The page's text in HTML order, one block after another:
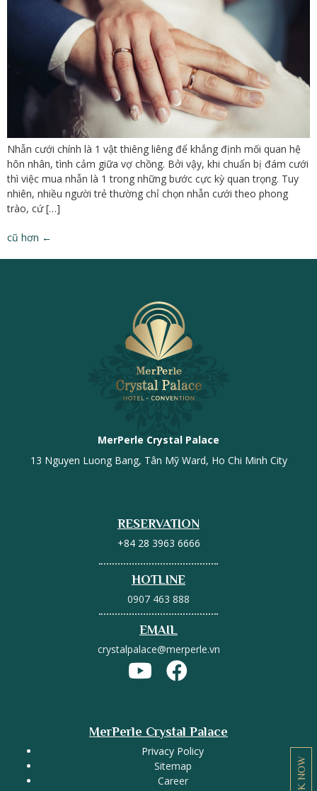
Nhẫn cưới chính là 1 vật thiêng liêng để khẳng định mối quan hệ
hôn nhân, tình cảm giữa vợ chồng. Bởi vậy, khi chuẩn bị đám cưới
thì việc mua nhẫn là 1 trong những bước cực kỳ quan trọng. Tuy
nhiên, nhiều người trẻ thường chỉ chọn nhẫn cưới theo phong
trào, cứ […]
cũ hơn ←
MerPerle Crystal Palace
13 Nguyen Luong Bang, Tân Mỹ Ward, Ho Chi Minh City
RESERVATION
+84 28 3963 6666
HOTLINE
0907 463 888
EMAIL
crystalpalace@merperle.vn
MerPerle Crystal Palace
Privacy Policy
Sitemap
Career